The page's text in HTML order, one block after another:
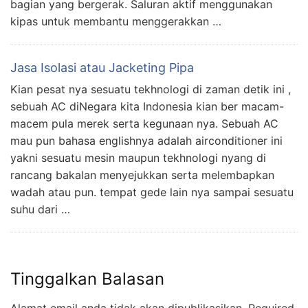
bagian yang bergerak. Saluran aktif menggunakan
kipas untuk membantu menggerakkan …
Jasa Isolasi atau Jacketing Pipa
Kian pesat nya sesuatu tekhnologi di zaman detik ini ,
sebuah AC diNegara kita Indonesia kian ber macam-
macem pula merek serta kegunaan nya. Sebuah AC
mau pun bahasa englishnya adalah airconditioner ini
yakni sesuatu mesin maupun tekhnologi nyang di
rancang bakalan menyejukkan serta melembapkan
wadah atau pun. tempat gede lain nya sampai sesuatu
suhu dari …
Tinggalkan Balasan